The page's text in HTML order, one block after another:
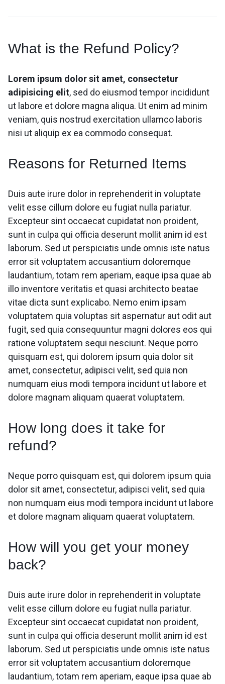
What is the Refund Policy?
Lorem ipsum dolor sit amet, consectetur
adipisicing elit, sed do eiusmod tempor incididunt
ut labore et dolore magna aliqua. Ut enim ad minim
veniam, quis nostrud exercitation ullamco laboris
nisi ut aliquip ex ea commodo consequat.
Reasons for Returned Items
Duis aute irure dolor in reprehenderit in voluptate
velit esse cillum dolore eu fugiat nulla pariatur.
Excepteur sint occaecat cupidatat non proident,
sunt in culpa qui officia deserunt mollit anim id est
laborum. Sed ut perspiciatis unde omnis iste natus
error sit voluptatem accusantium doloremque
laudantium, totam rem aperiam, eaque ipsa quae ab
illo inventore veritatis et quasi architecto beatae
vitae dicta sunt explicabo. Nemo enim ipsam
voluptatem quia voluptas sit aspernatur aut odit aut
fugit, sed quia consequuntur magni dolores eos qui
ratione voluptatem sequi nesciunt. Neque porro
quisquam est, qui dolorem ipsum quia dolor sit
amet, consectetur, adipisci velit, sed quia non
numquam eius modi tempora incidunt ut labore et
dolore magnam aliquam quaerat voluptatem.
How long does it take for
refund?
Neque porro quisquam est, qui dolorem ipsum quia
dolor sit amet, consectetur, adipisci velit, sed quia
non numquam eius modi tempora incidunt ut labore
et dolore magnam aliquam quaerat voluptatem.
How will you get your money
back?
Duis aute irure dolor in reprehenderit in voluptate
velit esse cillum dolore eu fugiat nulla pariatur.
Excepteur sint occaecat cupidatat non proident,
sunt in culpa qui officia deserunt mollit anim id est
laborum. Sed ut perspiciatis unde omnis iste natus
error sit voluptatem accusantium doloremque
laudantium, totam rem aperiam, eaque ipsa quae ab